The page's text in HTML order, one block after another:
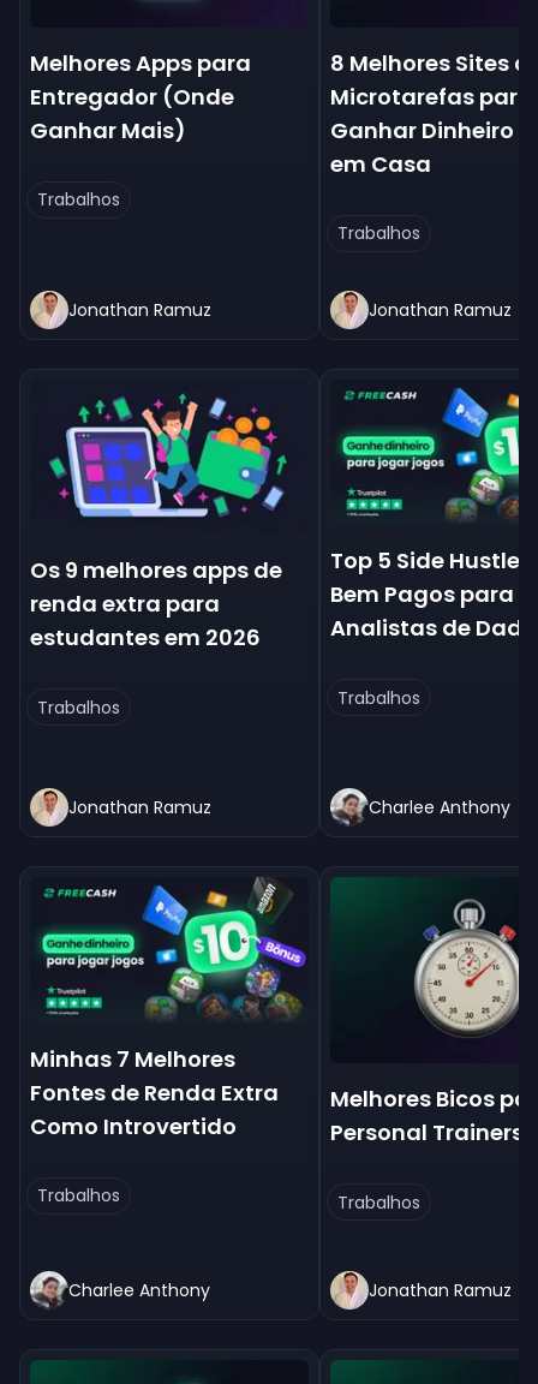
Melhores Apps para
Entregador (Onde
Ganhar Mais)
Trabalhos
Jonathan Ramuz
8 Melhores Sites
Microtarefas para
Ganhar Dinheiro
em Casa
Trabalhos
Jonathan Ramuz
Os 9 melhores apps de
renda extra para
estudantes em 2026
Trabalhos
Jonathan Ramuz
Top 5 Side
Bem Pagos para
Analistas de
Trabalhos
Charlee Anthony
Minhas 7 Melhores
Fontes de Renda Extra
Como Introvertido
Trabalhos
Charlee Anthony
Melhores Bicos
Personal Trainers
Trabalhos
Jonathan Ramuz